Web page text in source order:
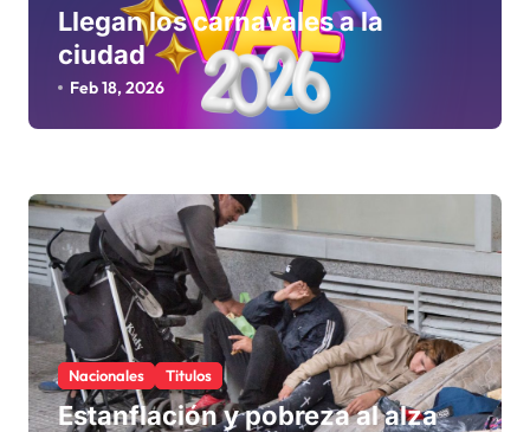
Llegan los carnavales a la
ciudad
Feb 18, 2026
Nacionales Titulos
Estanflación y pobreza al alza